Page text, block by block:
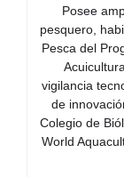
Posee
pesquero,
Pesca del
vigilancia
de
Colegio de
World